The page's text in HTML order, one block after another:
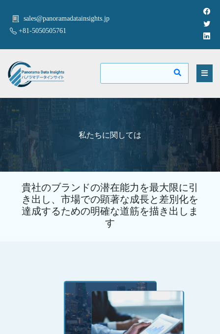
sales@panoramadatainsights.jp
+81-5050505761
私たちに関しては
貴社のブランドの潜在能力を最大限に引
き出し、市場での顕著な成長と差別化を
達成するための明確な道筋を描き出しま
す